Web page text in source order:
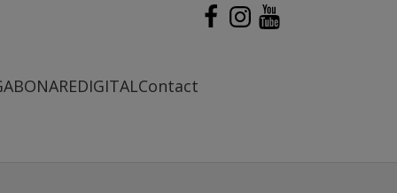
ABONAREDIGITALContact